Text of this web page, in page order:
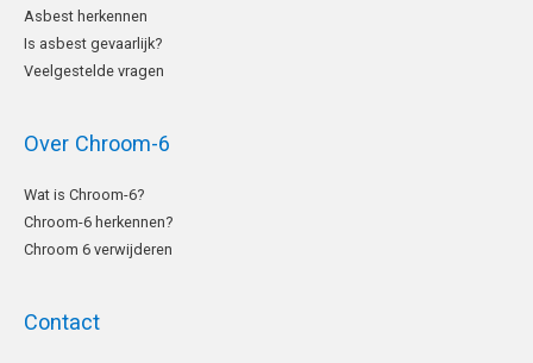
Asbest herkennen
Is asbest gevaarlijk?
Veelgestelde vragen
Over Chroom-6
Wat is Chroom-6?
Chroom-6 herkennen?
Chroom 6 verwijderen
Contact
LinkedIn